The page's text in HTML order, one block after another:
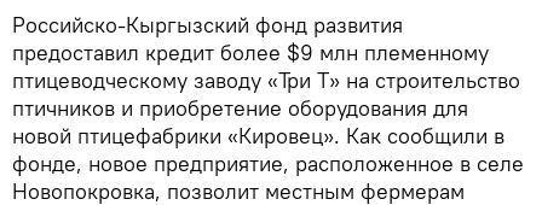
Российско-Кыргызский фонд развития
предоставил кредит более $9 млн племенному
птицеводческому заводу «Три Т» на строительство
птичников и приобретение оборудования для
новой птицефабрики «Кировец». Как сообщили в
фонде, новое предприятие, расположенное в селе
Новопокровка, позволит местным фермерам